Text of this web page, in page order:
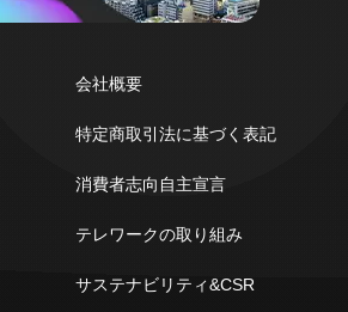
会社概要
特定商取引法に基づく表記
消費者志向自主宣言
テレワークの取り組み
サステナビリティ&CSR